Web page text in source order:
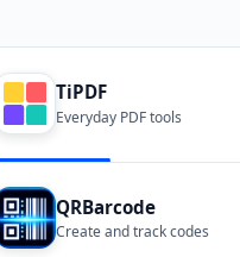
TiPDF
Everyday PDF tools
QRBarcode
Create and track codes